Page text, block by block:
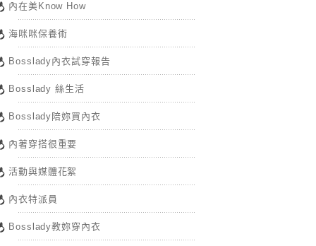
內在美Know How
海咪咪保養術
Bosslady內衣試穿報告
Bosslady 絲生活
Bosslady陪妳買內衣
內著穿搭很重要
活動與媒體花絮
內衣特派員
Bosslady教妳穿內衣